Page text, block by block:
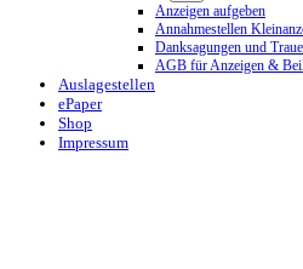
Anzeigen aufgeben
Annahmestellen
Danksagungen und
AGB für Anzeigen &
Auslagestellen
ePaper
Shop
Impressum